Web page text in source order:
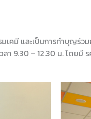
คมี และเป็นการทำบุญร่
9.30 – 12.30 น. โดยมี